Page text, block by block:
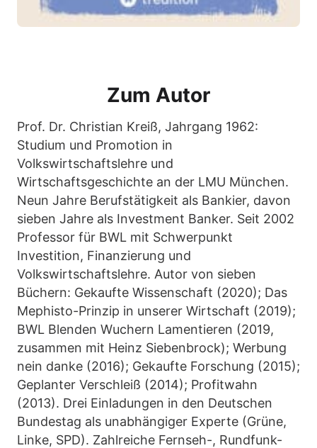
Zum Autor
Prof. Dr. Christian Kreiß, Jahrgang 1962:
Studium und Promotion in
Volkswirtschaftslehre und
Wirtschaftsgeschichte an der LMU München.
Neun Jahre Berufstätigkeit als Bankier, davon
sieben Jahre als Investment Banker. Seit 2002
Professor für BWL mit Schwerpunkt
Investition, Finanzierung und
Volkswirtschaftslehre. Autor von sieben
Büchern: Gekaufte Wissenschaft (2020); Das
Mephisto-Prinzip in unserer Wirtschaft (2019);
BWL Blenden Wuchern Lamentieren (2019,
zusammen mit Heinz Siebenbrock); Werbung
nein danke (2016); Gekaufte Forschung (2015);
Geplanter Verschleiß (2014); Profitwahn
(2013). Drei Einladungen in den Deutschen
Bundestag als unabhängiger Experte (Grüne,
Linke, SPD). Zahlreiche Fernseh-, Rundfunk-